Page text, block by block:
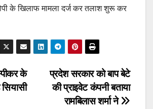
के खिलाफ मामला दर्ज कर तलाश शुरू कर
प्रदेश सरकार को बाप बेटे
की प्राइवेट कंपनी बताया
रामबिलास शर्मा ने
के